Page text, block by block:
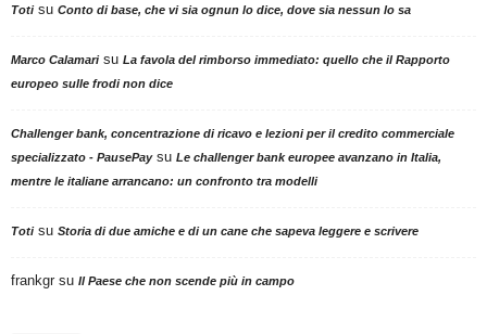
Totisu Conto di base, che vi sia ognun lo dice, dove sia nessun lo sa
Marco Calamarisu La favola del rimborso immediato: quello che il Rapporto
europeo sulle frodi non dice
Challenger bank, concentrazione di ricavo e lezioni per il credito commerciale
specializzato - PausePaysu Le challenger bank europee avanzano in Italia,
mentre le italiane arrancano: un confronto tra modelli
Totisu Storia di due amiche e di un cane che sapeva leggere e scrivere
frankgr su Il Paese che non scende più in campo